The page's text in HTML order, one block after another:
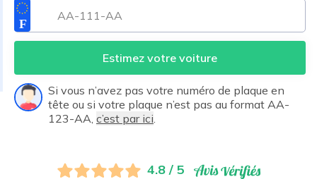
Estimez votre voiture
Si vous n’avez pas votre numéro de plaque en
tête ou si votre plaque n’est pas au format AA-
123-AA, c’est par ici
4.8 / 5